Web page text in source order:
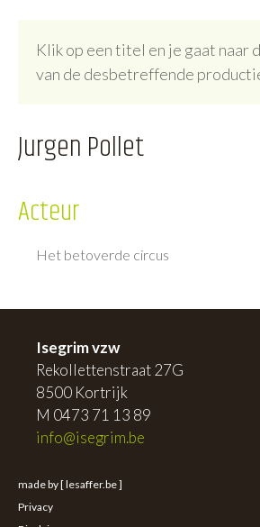
Klik op een titel en je gaat naar
van de desbetreffende
Jurgen Pollet
Acteur
Het betoverde circus
Isegrim vzw
Rekollettenstraat 27G
8500 Kortrijk
M 0473 71 13 89
info@isegrim.be
made by [ lesaffer.be ]
Privacy